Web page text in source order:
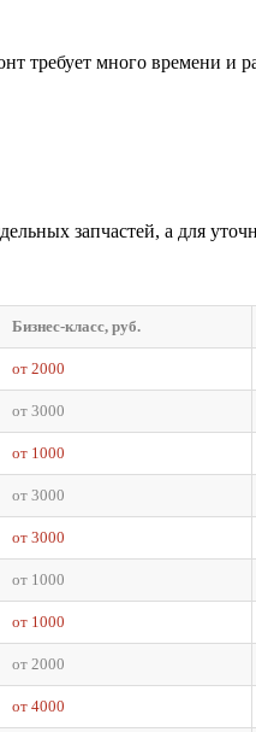
требует много времени и
запчастей, а для
Бизнес-класс, руб.
от 2000
от 3000
от 1000
от 3000
от 3000
от 1000
от 1000
от 2000
от 4000